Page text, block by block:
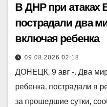
В ДНР при атаках
пострадали два
включая ребенка
09.08.2026 02:18
ДОНЕЦК, 9 авг -. Два
ребенка, пострадали в
за прошедшие сутки,